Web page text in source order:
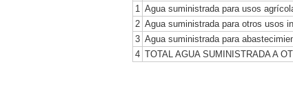
1 Agua suministrada para usos
2 Agua suministrada para otros usos
3 Agua suministrada para
4 TOTAL AGUA SUMINISTRADA A